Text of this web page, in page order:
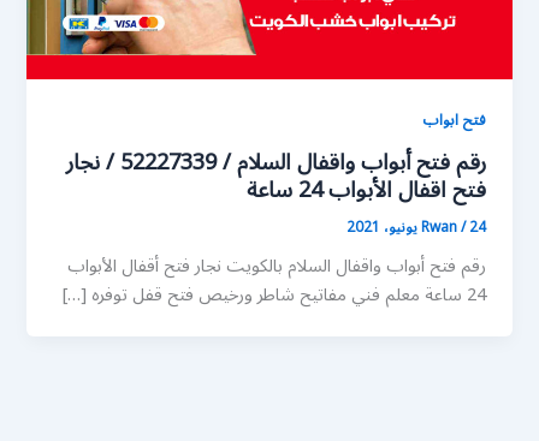
فتح ابواب
رقم فتح أبواب واقفال السلام / 52227339 / نجار
فتح اقفال الأبواب 24 ساعة
Rwan/24 يونيو، 2021
رقم فتح أبواب واقفال السلام بالكويت نجار فتح أقفال الأبواب
24 ساعة معلم فني مفاتيح شاطر ورخيص فتح قفل توفره […]